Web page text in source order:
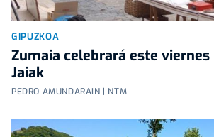
GIPUZKOA
Zumaia celebrará este viernes
Jaiak
PEDRO AMUNDARAIN | NTM